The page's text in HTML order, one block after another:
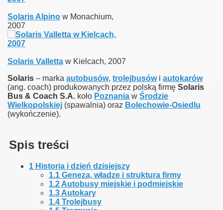
Solaris Alpino w Monachium,
2007
Solaris Valletta w Kielcach, 2007
Solaris – marka autobusów, trolejbusówi autokarów
(ang. coach) produkowanych przez polską firmę Solaris
Bus & Coach S.A. koło Poznania w Środzie
Wielkopolskiej (spawalnia) oraz Bolechowie-Osiedlu
(wykończenie).
Spis treści
1 Historia i dzień dzisiejszy
1.1 Geneza, władze i struktura firmy
1.2 Autobusy miejskie i podmiejskie
1.3 Autokary
1.4 Trolejbusy